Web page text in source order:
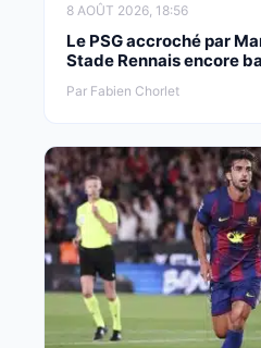
8 AOÛT 2026, 18:56
Le PSG accroché par
Stade Rennais encore
Par Fabien Chorlet